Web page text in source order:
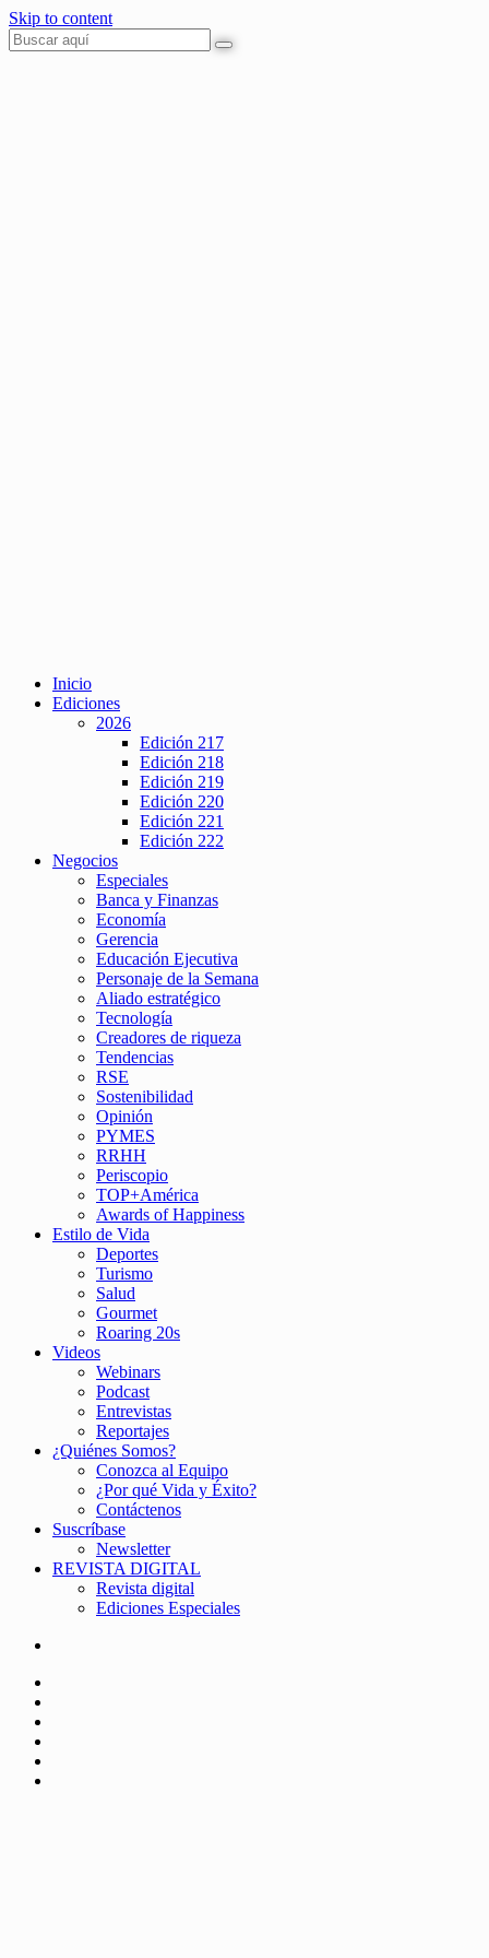
Skip to content
Inicio
Ediciones
2026
Edición 217
Edición 218
Edición 219
Edición 220
Edición 221
Edición 222
Negocios
Especiales
Banca y Finanzas
Economía
Gerencia
Educación Ejecutiva
Personaje de la Semana
Aliado estratégico
Tecnología
Creadores de riqueza
Tendencias
RSE
Sostenibilidad
Opinión
PYMES
RRHH
Periscopio
TOP+América
Awards of Happiness
Estilo de Vida
Deportes
Turismo
Salud
Gourmet
Roaring 20s
Videos
Webinars
Podcast
Entrevistas
Reportajes
¿Quiénes Somos?
Conozca al Equipo
¿Por qué Vida y Éxito?
Contáctenos
Suscríbase
Newsletter
REVISTA DIGITAL
Revista digital
Ediciones Especiales